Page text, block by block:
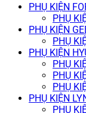
PHỤ KIỆN
PHỤ
PHỤ KIỆN
PHỤ
PHỤ KIỆN
PHỤ
PHỤ
PHỤ
PHỤ KIỆN
PHỤ